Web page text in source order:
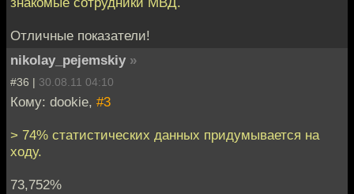
Отличные показатели!
nikolay_pejemskiy »
#36 | 30.08.11 04:10
Кому: dookie, #3
> 74% статистических данных придумывается на
ходу.
73,752%